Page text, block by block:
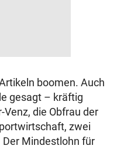
boomen. Auch
gesagt – kräftig
Venz, die Obfrau der
zwei
Mindestlohn für